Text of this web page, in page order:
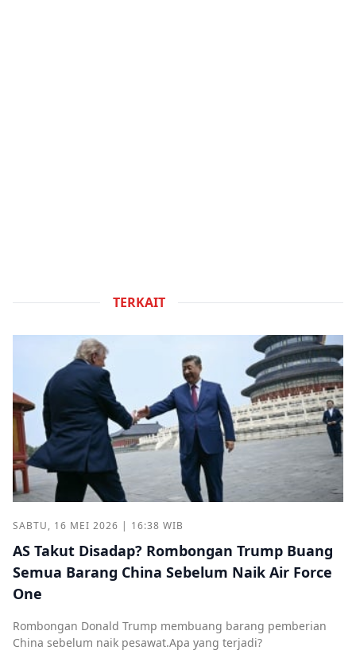
TERKAIT
SABTU, 16 MEI 2026 | 16:38 WIB
AS Takut Disadap? Rombongan Trump Buang
Semua Barang China Sebelum Naik Air Force
One
Rombongan Donald Trump membuang barang pemberian
China sebelum naik pesawat.Apa yang terjadi?